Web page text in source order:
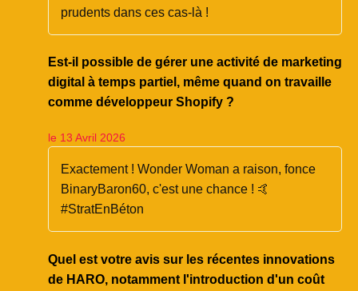
prudents dans ces cas-là !
Est-il possible de gérer une activité de marketing
digital à temps partiel, même quand on travaille
comme développeur Shopify ?
le 13 Avril 2026
Exactement ! Wonder Woman a raison, fonce
BinaryBaron60, c'est une chance ! 🤙
#StratEnBéton
Quel est votre avis sur les récentes innovations
de HARO, notamment l'introduction d'un coût